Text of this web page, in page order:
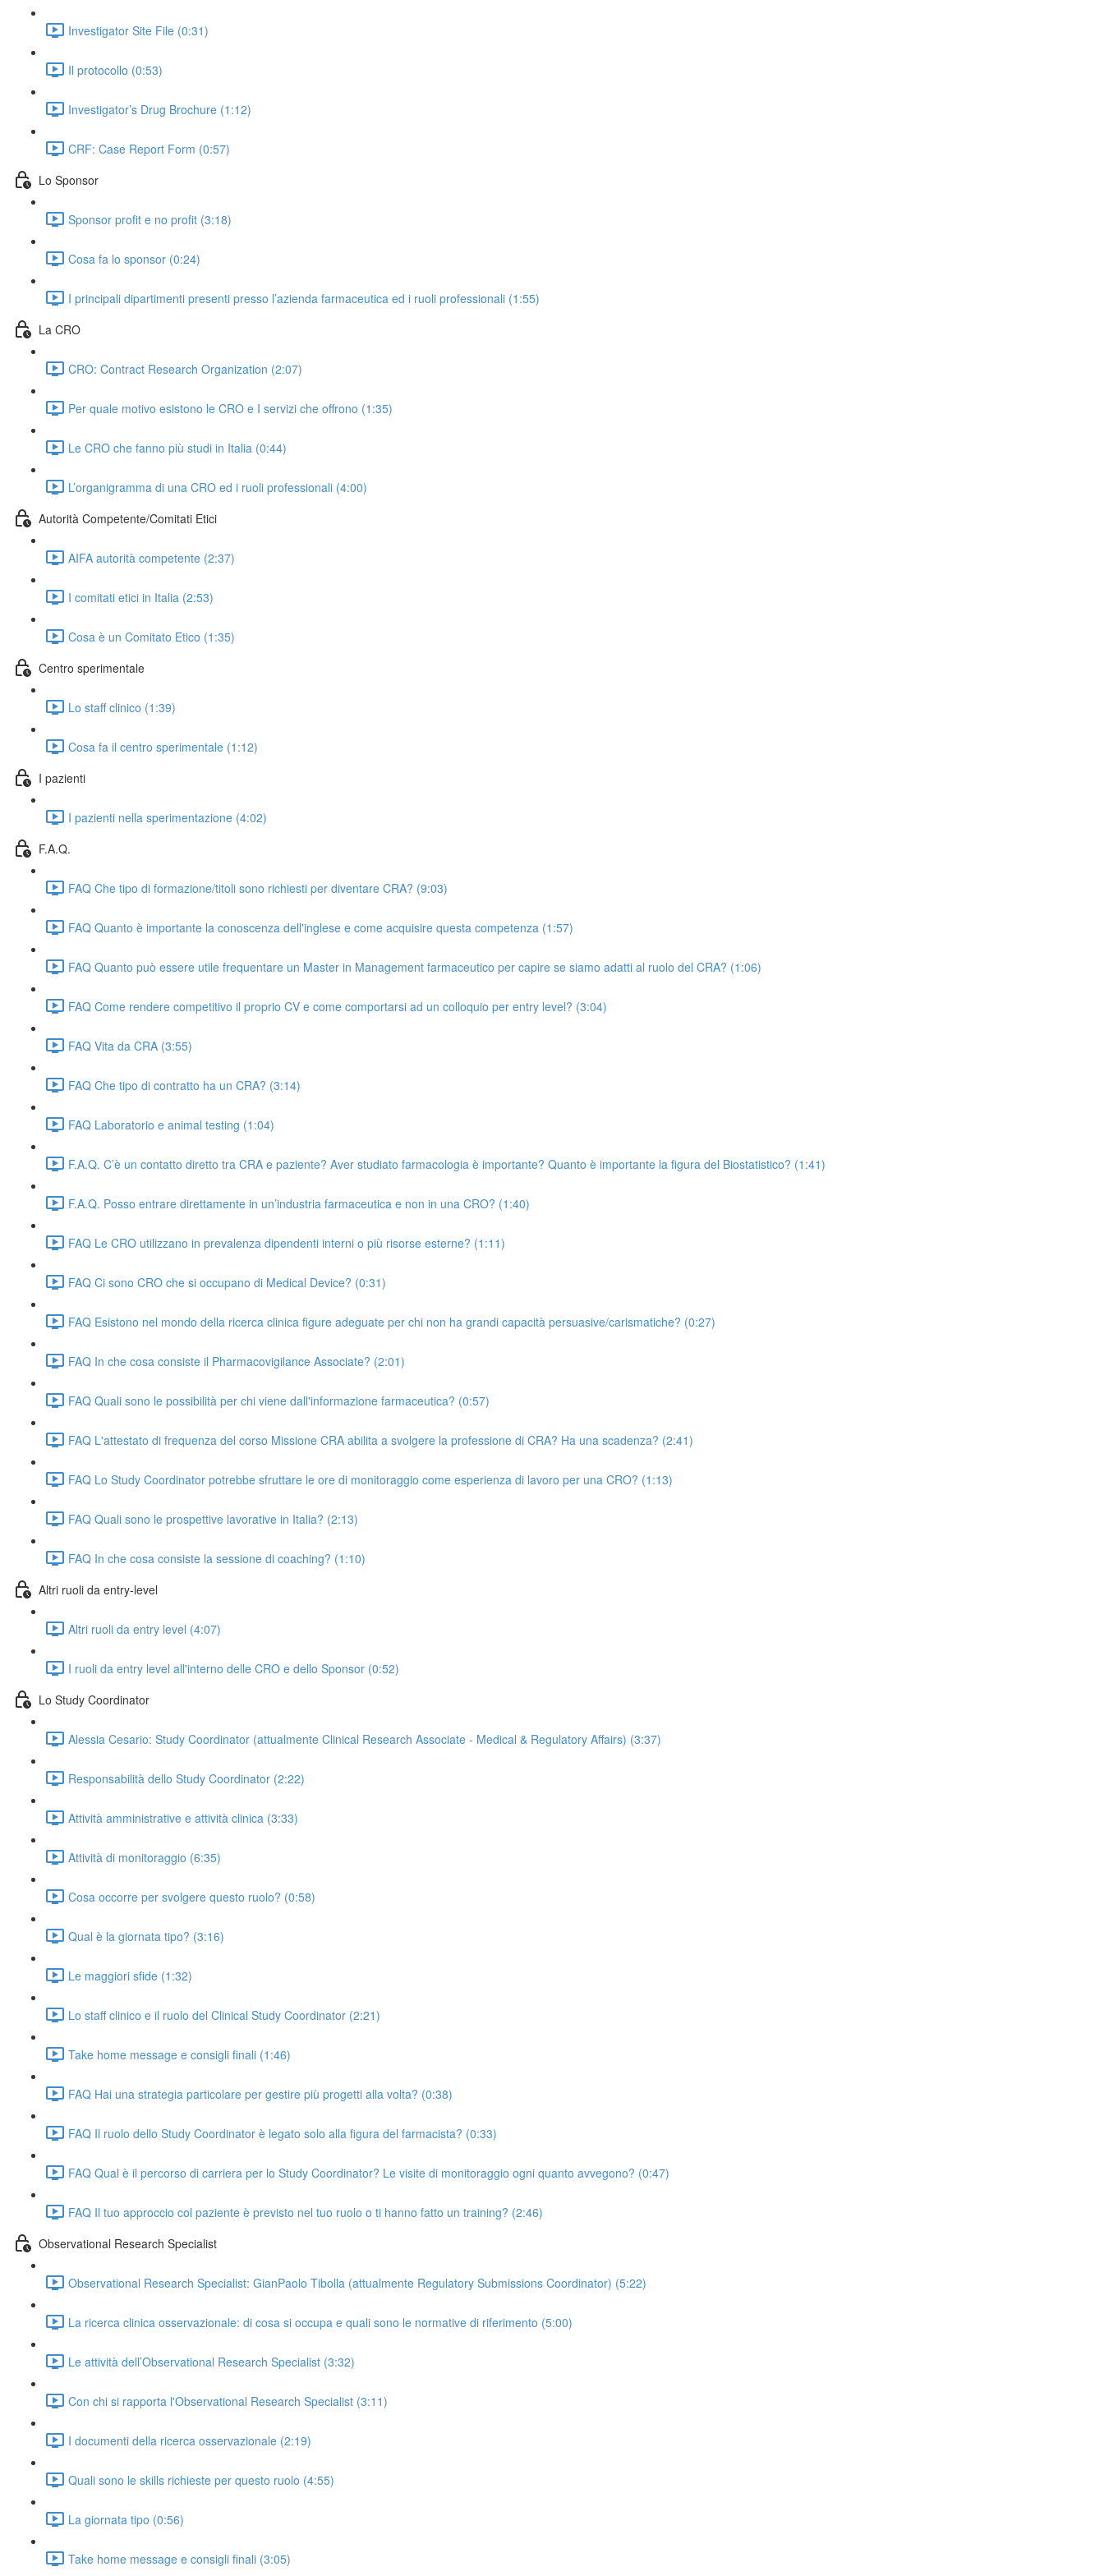
Investigator Site File (0:31)
Il protocollo (0:53)
Investigator’s Drug Brochure (1:12)
CRF: Case Report Form (0:57)
Lo Sponsor
Sponsor profit e no profit (3:18)
Cosa fa lo sponsor (0:24)
I principali dipartimenti presenti presso l’azienda farmaceutica ed i ruoli professionali (1:55)
La CRO
CRO: Contract Research Organization (2:07)
Per quale motivo esistono le CRO e I servizi che offrono (1:35)
Le CRO che fanno più studi in Italia (0:44)
L’organigramma di una CRO ed i ruoli professionali (4:00)
Autorità Competente/Comitati Etici
AIFA autorità competente (2:37)
I comitati etici in Italia (2:53)
Cosa è un Comitato Etico (1:35)
Centro sperimentale
Lo staff clinico (1:39)
Cosa fa il centro sperimentale (1:12)
I pazienti
I pazienti nella sperimentazione (4:02)
F.A.Q.
FAQ Che tipo di formazione/titoli sono richiesti per diventare CRA? (9:03)
FAQ Quanto è importante la conoscenza dell'inglese e come acquisire questa competenza (1:57)
FAQ Quanto può essere utile frequentare un Master in Management farmaceutico per capire se siamo adatti al ruolo del CRA? (1:06)
FAQ Come rendere competitivo il proprio CV e come comportarsi ad un colloquio per entry level? (3:04)
FAQ Vita da CRA (3:55)
FAQ Che tipo di contratto ha un CRA? (3:14)
FAQ Laboratorio e animal testing (1:04)
F.A.Q. C’è un contatto diretto tra CRA e paziente? Aver studiato farmacologia è importante? Quanto è importante la figura del Biostatistico? (1:41)
F.A.Q. Posso entrare direttamente in un’industria farmaceutica e non in una CRO? (1:40)
FAQ Le CRO utilizzano in prevalenza dipendenti interni o più risorse esterne? (1:11)
FAQ Ci sono CRO che si occupano di Medical Device? (0:31)
FAQ Esistono nel mondo della ricerca clinica figure adeguate per chi non ha grandi capacità persuasive/carismatiche? (0:27)
FAQ In che cosa consiste il Pharmacovigilance Associate? (2:01)
FAQ Quali sono le possibilità per chi viene dall'informazione farmaceutica? (0:57)
FAQ L'attestato di frequenza del corso Missione CRA abilita a svolgere la professione di CRA? Ha una scadenza? (2:41)
FAQ Lo Study Coordinator potrebbe sfruttare le ore di monitoraggio come esperienza di lavoro per una CRO? (1:13)
FAQ Quali sono le prospettive lavorative in Italia? (2:13)
FAQ In che cosa consiste la sessione di coaching? (1:10)
Altri ruoli da entry-level
Altri ruoli da entry level (4:07)
I ruoli da entry level all'interno delle CRO e dello Sponsor (0:52)
Lo Study Coordinator
Alessia Cesario: Study Coordinator (attualmente Clinical Research Associate - Medical & Regulatory Affairs) (3:37)
Responsabilità dello Study Coordinator (2:22)
Attività amministrative e attività clinica (3:33)
Attività di monitoraggio (6:35)
Cosa occorre per svolgere questo ruolo? (0:58)
Qual è la giornata tipo? (3:16)
Le maggiori sfide (1:32)
Lo staff clinico e il ruolo del Clinical Study Coordinator (2:21)
Take home message e consigli finali (1:46)
FAQ Hai una strategia particolare per gestire più progetti alla volta? (0:38)
FAQ Il ruolo dello Study Coordinator è legato solo alla figura del farmacista? (0:33)
FAQ Qual è il percorso di carriera per lo Study Coordinator? Le visite di monitoraggio ogni quanto avvegono? (0:47)
FAQ Il tuo approccio col paziente è previsto nel tuo ruolo o ti hanno fatto un training? (2:46)
Observational Research Specialist
Observational Research Specialist: GianPaolo Tibolla (attualmente Regulatory Submissions Coordinator) (5:22)
La ricerca clinica osservazionale: di cosa si occupa e quali sono le normative di riferimento (5:00)
Le attività dell’Observational Research Specialist (3:32)
Con chi si rapporta l'Observational Research Specialist (3:11)
I documenti della ricerca osservazionale (2:19)
Quali sono le skills richieste per questo ruolo (4:55)
La giornata tipo (0:56)
Take home message e consigli finali (3:05)